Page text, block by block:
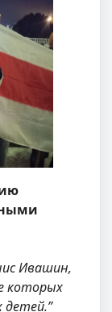
Ивашин,
которых
детей.”